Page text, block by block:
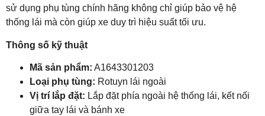
sử dụng phụ tùng chính hãng không chỉ giúp bảo vệ hệ
thống lái mà còn giúp xe duy trì hiệu suất tối ưu.
Thông số kỹ thuật
Mã sản phẩm: A1643301203
Loại phụ tùng: Rotuyn lái ngoài
Vị trí lắp đặt: Lắp đặt phía ngoài hệ thống lái, kết nối
giữa tay lái và bánh xe